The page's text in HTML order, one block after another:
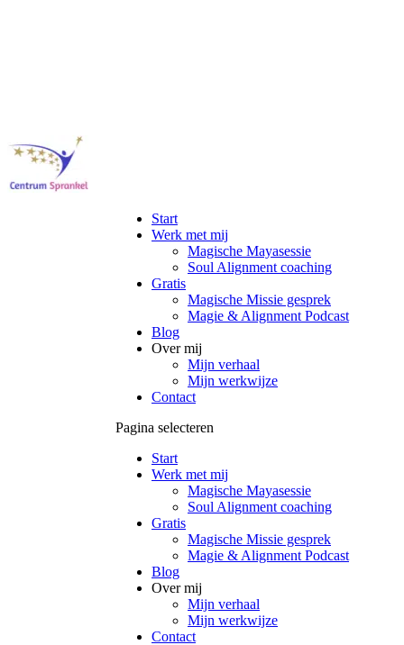
Start
Werk met mij
Magische Mayasessie
Soul Alignment coaching
Gratis
Magische Missie gesprek
Magie & Alignment Podcast
Blog
Over mij
Mijn verhaal
Mijn werkwijze
Contact
Pagina selecteren
Start
Werk met mij
Magische Mayasessie
Soul Alignment coaching
Gratis
Magische Missie gesprek
Magie & Alignment Podcast
Blog
Over mij
Mijn verhaal
Mijn werkwijze
Contact